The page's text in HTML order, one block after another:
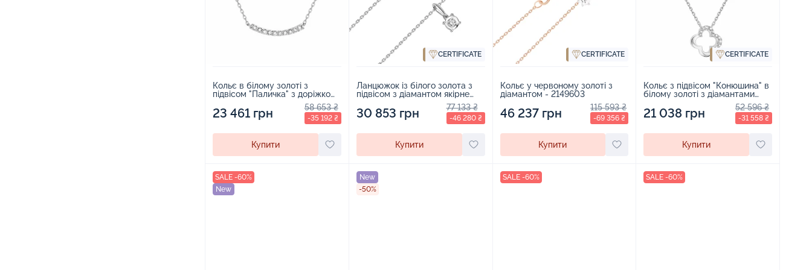
Кольє в білому золоті з
підвісом "Паличка" з доріжкою
діамантів плетіння якір -
1708531
23 461 грн 58 653 ₴
-35 192 ₴
Купити
CERTIFICATE
Ланцюжок із білого золота з
підвісом з діамантом якірне
30 853 грн 77 133 ₴
-46 280 ₴
Купити
CERTIFICATE
Кольє у червоному золоті з
діамантом - 2149603
46 237 грн 115 593 ₴
-69 356 ₴
Купити
CERTIFICATE
Кольє з підвісом "Конюшина" в
білому золоті з діамантами
якірне плетіння - 1707729
21 038 грн 52 596 ₴
-31 558 ₴
Купити
SALE -60%
New
New
-50%
SALE -60% SALE -60%